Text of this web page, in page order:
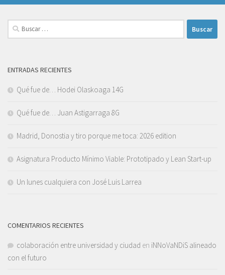
Buscar:
ENTRADAS RECIENTES
Qué fue de… Hodei Olaskoaga 14G
Qué fue de… Juan Astigarraga 8G
Madrid, Donostia y tiro porque me toca: 2026 edition
Asignatura Producto Mínimo Viable: Prototipado y Lean Start-up
Un lunes cualquiera con José Luis Larrea
COMENTARIOS RECIENTES
colaboración entre universidad y ciudad en iNNoVaNDiS alineado
con el futuro